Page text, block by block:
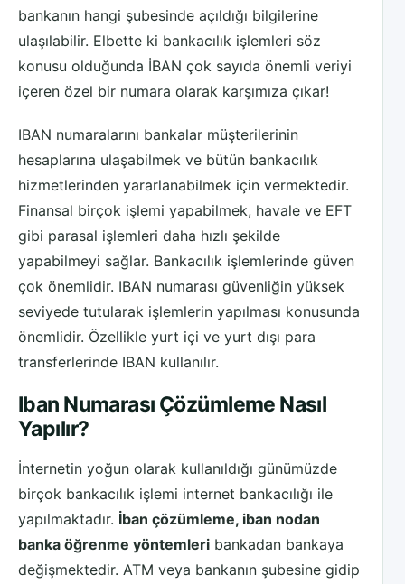
bankanın hangi şubesinde açıldığı bilgilerine
ulaşılabilir. Elbette ki bankacılık işlemleri söz
konusu olduğunda İBAN çok sayıda önemli veriyi
içeren özel bir numara olarak karşımıza çıkar!
IBAN numaralarını bankalar müşterilerinin
hesaplarına ulaşabilmek ve bütün bankacılık
hizmetlerinden yararlanabilmek için vermektedir.
Finansal birçok işlemi yapabilmek, havale ve EFT
gibi parasal işlemleri daha hızlı şekilde
yapabilmeyi sağlar. Bankacılık işlemlerinde güven
çok önemlidir. IBAN numarası güvenliğin yüksek
seviyede tutularak işlemlerin yapılması konusunda
önemlidir. Özellikle yurt içi ve yurt dışı para
transferlerinde IBAN kullanılır.
Iban Numarası Çözümleme Nasıl
Yapılır?
İnternetin yoğun olarak kullanıldığı günümüzde
birçok bankacılık işlemi internet bankacılığı ile
yapılmaktadır. İban çözümleme, iban nodan
banka öğrenme yöntemleri bankadan bankaya
değişmektedir. ATM veya bankanın şubesine gidip